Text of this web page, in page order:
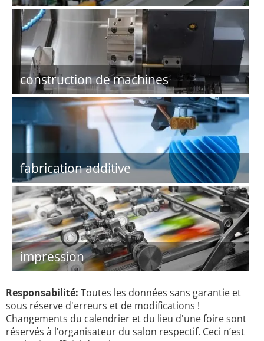
construction de machines
fabrication additive
impression
Responsabilité: Toutes les données sans garantie et
sous réserve d'erreurs et de modifications !
Changements du calendrier et du lieu d'une foire sont
réservés à l’organisateur du salon respectif. Ceci n’est